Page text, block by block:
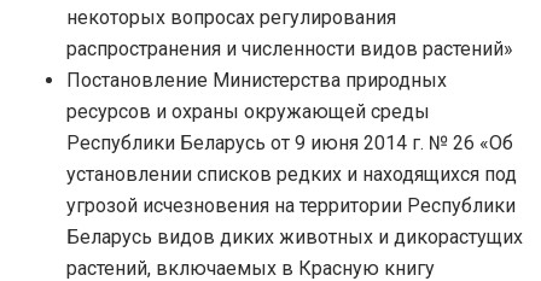
некоторых вопросах регулирования
распространения и численности видов растений»
Постановление Министерства природных
ресурсов и охраны окружающей среды
Республики Беларусь от 9 июня 2014 г. № 26 «Об
установлении списков редких и находящихся под
угрозой исчезновения на территории Республики
Беларусь видов диких животных и дикорастущих
растений, включаемых в Красную книгу